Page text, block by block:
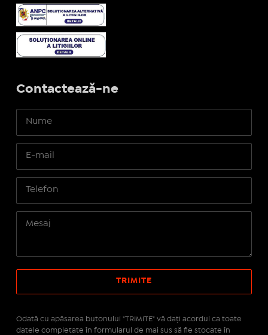
Contactează-ne
Odată cu apăsarea butonului "TRIMITE" vă daţi acordul ca toate
datele completate în formularul de mai sus să fie stocate în